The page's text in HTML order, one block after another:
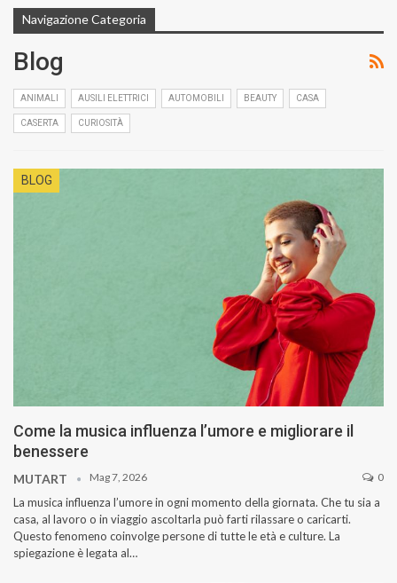
Navigazione Categoria
Blog
ANIMALI AUSILI ELETTRICI AUTOMOBILI BEAUTY CASA
CASERTA CURIOSITÀ
BLOG
Come la musica influenza l’umore e migliorare il
benessere
MUTART Mag 7, 2026 0
La musica influenza l’umore in ogni momento della giornata. Che tu sia a
casa, al lavoro o in viaggio ascoltarla può farti rilassare o caricarti.
Questo fenomeno coinvolge persone di tutte le età e culture. La
spiegazione è legata al…